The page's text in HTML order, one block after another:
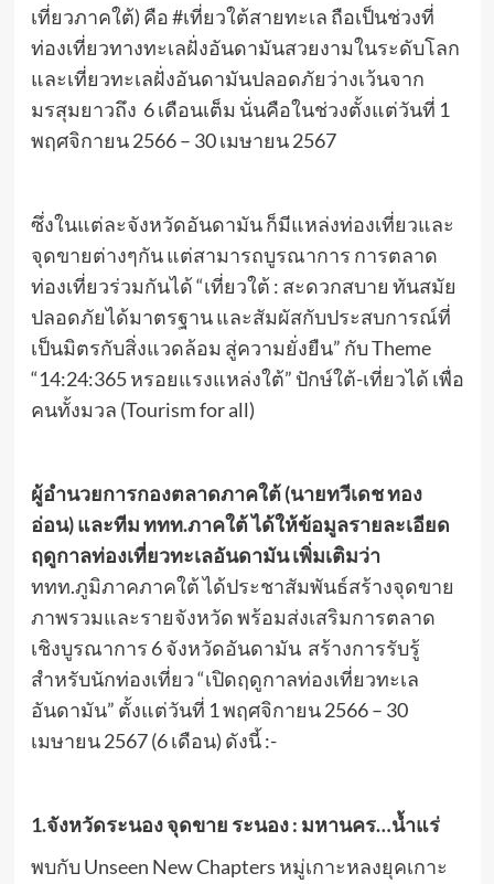
เที่ยวภาคใต้) คือ #เที่ยวใต้สายทะเล ถือเป็นช่วงที่
ท่องเที่ยวทางทะเลฝั่งอันดามันสวยงามในระดับโลก
และเที่ยวทะเลฝั่งอันดามันปลอดภัยว่างเว้นจาก
มรสุมยาวถึง 6 เดือนเต็ม นั่นคือในช่วงตั้งแต่วันที่ 1
พฤศจิกายน 2566 – 30 เมษายน 2567
ซึ่งในแต่ละจังหวัดอันดามัน ก็มีแหล่งท่องเที่ยวและ
จุดขายต่างๆกัน แต่สามารถบูรณาการ การตลาด
ท่องเที่ยวร่วมกันได้ “เที่ยวใต้ : สะดวกสบาย ทันสมัย
ปลอดภัยได้มาตรฐาน และสัมผัสกับประสบการณ์ที่
เป็นมิตรกับสิ่งแวดล้อม สู่ความยั่งยืน” กับ Theme
“14:24:365 หรอยแรงแหล่งใต้” ปักษ์ใต้-เที่ยวได้ เพื่อ
คนทั้งมวล (Tourism for all)
ผู้อำนวยการกองตลาดภาคใต้ (นายทวีเดช ทอง
อ่อน) และทีม ททท.ภาคใต้ ได้ให้ข้อมูลรายละเอียด
ฤดูกาลท่องเที่ยวทะเลอันดามัน เพิ่มเติมว่า
ททท.ภูมิภาคภาคใต้ ได้ประชาสัมพันธ์สร้างจุดขาย
ภาพรวมและรายจังหวัด พร้อมส่งเสริมการตลาด
เชิงบูรณาการ 6 จังหวัดอันดามัน สร้างการรับรู้
สำหรับนักท่องเที่ยว “เปิดฤดูกาลท่องเที่ยวทะเล
อันดามัน” ตั้งแต่วันที่ 1 พฤศจิกายน 2566 – 30
เมษายน 2567 (6 เดือน) ดังนี้ :-
1.จังหวัดระนอง จุดขาย ระนอง : มหานคร…น้ำแร่
พบกับ Unseen New Chapters หมู่เกาะหลงยุคเกาะ